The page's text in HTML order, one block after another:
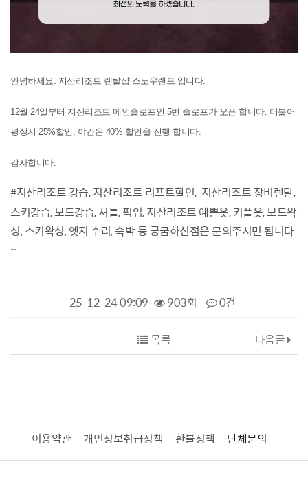
안녕하세요. 지산리조트 렌탈샵 스노우랜드 입니다.
12월 24일부터 지산리조트 메인슬로프인 5번 슬로프가 오픈 합니다. 더불어
평상시 25%할인, 야간은 40% 할인을 진행 합니다.
감사합니다.
#지산리조트 강습, 지산리조트 리프트할인, 지산리조트 ​ 장비렌탈,
스키강습, 보드강습, 셔틀, 픽업,지산리조트 ​ 예쁜옷, 커플옷, 보드왁
싱, 스키왁싱, 엣지 수리, 숙박 등 궁굼하신점은 문의주시면 됩니다
~
25-12-24 09:09 903회 0건
다음글
목록
이용약관 개인정보취급정책 환불정책 단체문의